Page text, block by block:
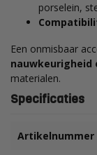
porselein,
Een onmisbaar
nauwkeurigheid
materialen.
Specificaties
Artikelnummer